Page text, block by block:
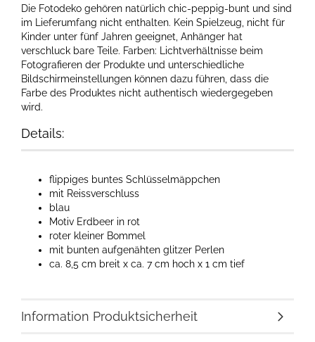
Die Fotodeko gehören natürlich chic-peppig-bunt und sind
im Lieferumfang nicht enthalten. Kein Spielzeug, nicht für
Kinder unter fünf Jahren geeignet, Anhänger hat
verschluck bare Teile. Farben: Lichtverhältnisse beim
Fotografieren der Produkte und unterschiedliche
Bildschirmeinstellungen können dazu führen, dass die
Farbe des Produktes nicht authentisch wiedergegeben
wird.
Details:
flippiges buntes Schlüsselmäppchen
mit Reissverschluss
blau
Motiv Erdbeer in rot
roter kleiner Bommel
mit bunten aufgenähten glitzer Perlen
ca. 8,5 cm breit x ca. 7 cm hoch x 1 cm tief
Information Produktsicherheit